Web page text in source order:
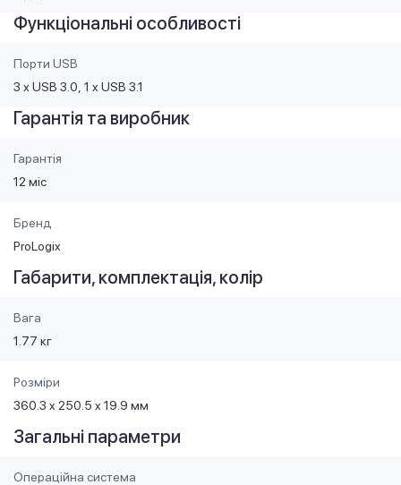
Функціональні особливості
Порти USB
3 х USB 3.0 1 x USB 3.1
Гарантія та виробник
Гарантія
12 міс
Бренд
ProLogix
Габарити, комплектація, колір
Вага
1.77 кг
Розміри
360.3 x 250.5 x 19.9 мм
Загальні параметри
Операційна система